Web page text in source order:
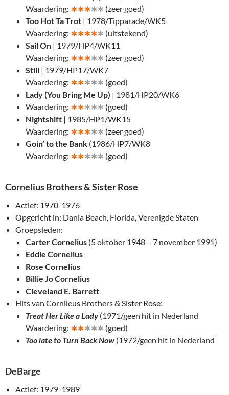
Waardering: ∗∗∗∗∗ (zeer goed)
Too Hot Ta Trot | 1978/Tipparade/WK5
Waardering: ∗∗∗∗∗ (uitstekend)
Sail On | 1979/HP4/WK11
Waardering: ∗∗∗∗∗ (zeer goed)
Still | 1979/HP17/WK7
Waardering: ∗∗∗∗∗ (goed)
Lady (You Bring Me Up) | 1981/HP20/WK6
Waardering: ∗∗∗∗∗ (goed)
Nightshift | 1985/HP1/WK15
Waardering: ∗∗∗∗∗ (zeer goed)
Goin’ to the Bank (1986/HP7/WK8
Waardering: ∗∗∗∗∗ (goed)
Cornelius Brothers & Sister Rose
Actief: 1970-1976
Opgericht in: Dania Beach, Florida, Verenigde Staten
Groepsleden:
Carter Cornelius (5 oktober 1948 – 7 november 1991)
Eddie Cornelius
Rose Cornelius
Billie Jo Cornelius
Cleveland E. Barrett
Hits van Cornlieus Brothers & Sister Rose:
Treat Her Like a Lady(1971/geen hit in Nederland
Waardering: ∗∗∗∗∗ (goed)
Too late to Turn Back Now (1972/geen hit in Nederland
DeBarge
Actief: 1979-1989